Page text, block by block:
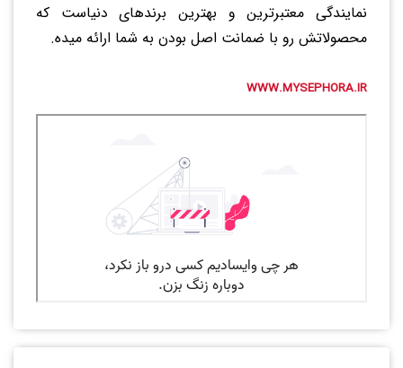
نمایندگی معتبرترین و بهترین برندهای دنیاست که
محصولاتش رو با ضمانت اصل بودن به شما ارائه میده.
WWW.MYSEPHORA.IR